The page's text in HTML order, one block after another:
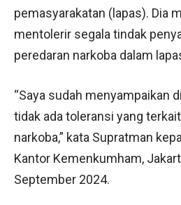
pemasyarakatan (lapas). Dia
mentolerir segala tindak
peredaran narkoba dalam
“Saya sudah menyampaikan
tidak ada toleransi yang
narkoba,” kata Supratman
Kantor Kemenkumham,
September 2024.